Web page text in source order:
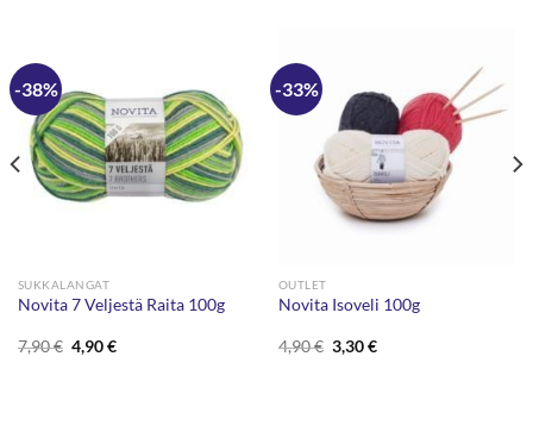
-38%
SUKKALANGAT
Novita 7 Veljestä Raita 100g
7,90€ Alkuperäinen
hinta
4,90€Nykyinen
-33%
OUTLET
Novita Isoveli 100g
4,90€ Alkuperäinen
hinta
3,30€Nykyinen